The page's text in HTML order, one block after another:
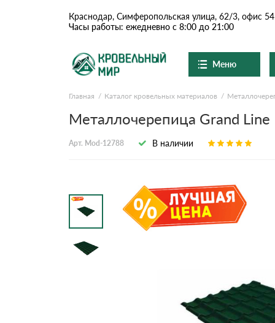
Краснодар, Симферопольская улица, 62/3, офис 54
Часы работы: ежедневно с 8:00 до 21:00
Меню
О компании
Доставка и оплата
Вопросы-ответы
Контакты
Ондулин и шифер
Доборные элементы
Главная Каталог кровельных материалов
Металлочерепица Grand
Арт. Mod-12788 В наличии